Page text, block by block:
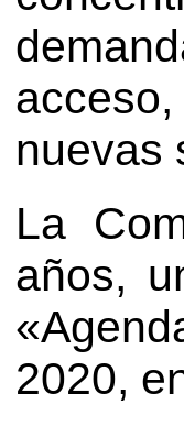
nuevas
La
años,
2020,